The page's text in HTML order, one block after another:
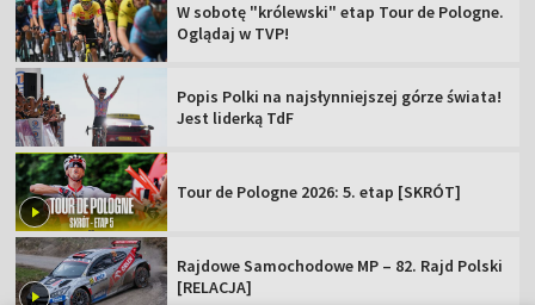
W sobotę "królewski" etap Tour de Pologne.
Oglądaj w TVP!
Popis Polki na najsłynniejszej górze świata!
Jest liderką TdF
Tour de Pologne 2026: 5. etap [SKRÓT]
Rajdowe Samochodowe MP – 82. Rajd Polski
[RELACJA]